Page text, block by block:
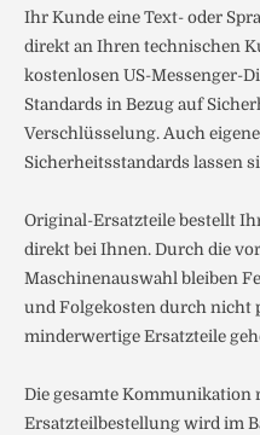
Ihr Kunde eine Text- oder
direkt an Ihren technischen
kostenlosen US-Messenger-
Standards in Bezug auf
Verschlüsselung. Auch
Sicherheitsstandards lassen
Original-Ersatzteile bestellt
direkt bei Ihnen. Durch die
Maschinenauswahl bleiben
und Folgekosten durch nicht
minderwertige Ersatzteile
Die gesamte Kommunikation
Ersatzteilbestellung wird im